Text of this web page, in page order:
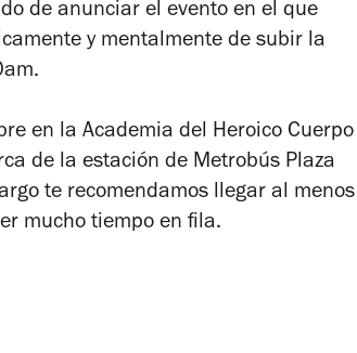
de anunciar el evento en el que
y mentalmente de subir la
en la Academia del Heroico Cuerpo
de la estación de Metrobús Plaza
te recomendamos llegar al menos
mucho tiempo en fila.